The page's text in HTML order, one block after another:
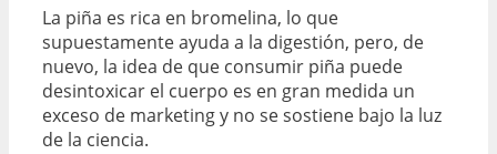
La piña es rica en bromelina, lo que
supuestamente ayuda a la digestión, pero, de
nuevo, la idea de que consumir piña puede
desintoxicar el cuerpo es en gran medida un
exceso de marketing y no se sostiene bajo la luz
de la ciencia.